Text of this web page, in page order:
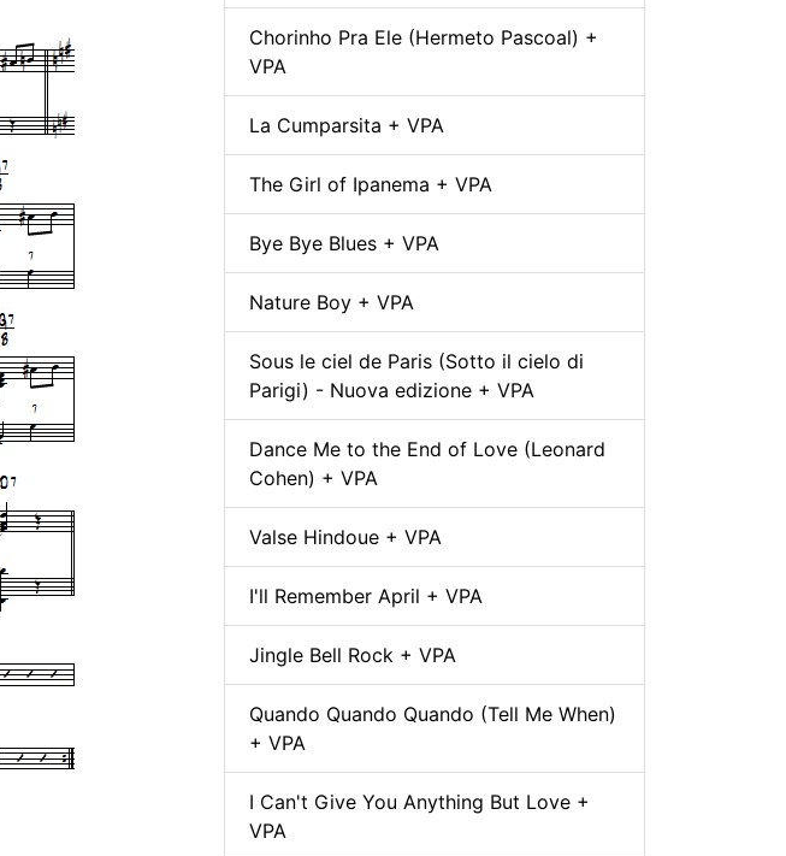
Chorinho Pra Ele (Hermeto Pascoal) +
VPA
La Cumparsita + VPA
The Girl of Ipanema + VPA
Bye Bye Blues + VPA
Nature Boy + VPA
Sous le ciel de Paris (Sotto il cielo di
Parigi) - Nuova edizione + VPA
Dance Me to the End of Love (Leonard
Cohen) + VPA
Valse Hindoue + VPA
I'll Remember April + VPA
Jingle Bell Rock + VPA
Quando Quando Quando (Tell Me When)
+ VPA
I Can't Give You Anything But Love +
VPA